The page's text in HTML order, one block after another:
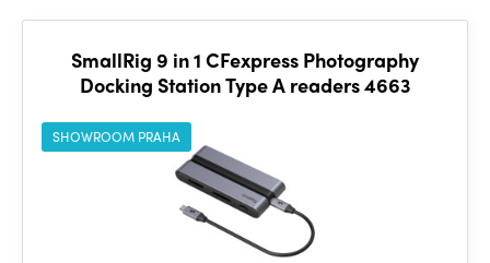
SmallRig 9 in 1 CFexpress Photography
Docking Station Type A readers 4663
SHOWROOM PRAHA